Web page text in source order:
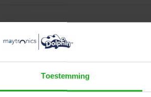
Toestemming
Socket cover
Power Supply voor Zenit 10:
de aansluiting tegen vuil en